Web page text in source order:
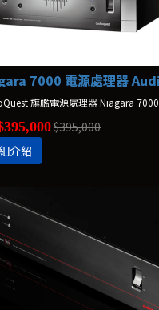
旗艦電源處理器 Niagara 7000
$395,000
介紹